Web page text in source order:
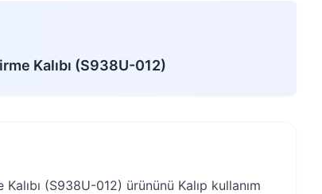
Kalıbı (S938U-012)
(S938U-012) ürününü Kalıp kullanım